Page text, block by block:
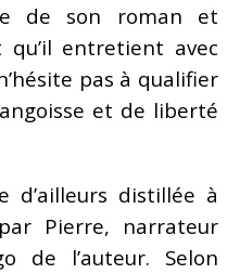
de son roman et
entretient avec
pas à qualifier
et de liberté
d’ailleurs distillée à
Pierre, narrateur
de l’auteur. Selon